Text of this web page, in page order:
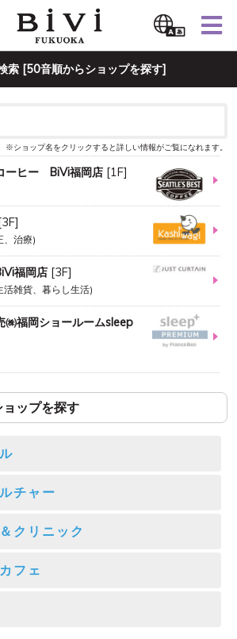
索 [50音順からショップを探す]
※ショップ名をクリックすると詳しい情報がご覧になれます。
ーヒー BiVi福岡店 [1F]
3F]
、治療
福岡店 [3F]
活雑貨、暮らし生活
㈱福岡ショールームsleep
ップを探す
チャー
クリニック
フェ